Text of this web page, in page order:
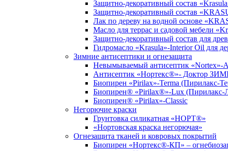
Защитно-декоративный состав
Защитно-декоративный состав
Лак по дереву на водной основе
Масло для террас и садовой мебели
Защитно-декоративный состав для
Гидромасло «Krasula»-Interior Oil для
Зимние антисептики и огнезащита
Невымываемый антисептик «Nortex»-
Антисептик «Нортекс®»- Доктор
Биопирен «Pirilax»-Terma (Пирилакс-
Биопирен® «Pirilax®»-Lux (Пирилакс-
Биопирен® «Pirilax»-Classic
Негорючие краски
Грунтовка силикатная «НОРТ®»
«Нортовская краска негорючая»
Огнезащита тканей и ковровых покрытий
Биопирен «Нортекс®-КП» –